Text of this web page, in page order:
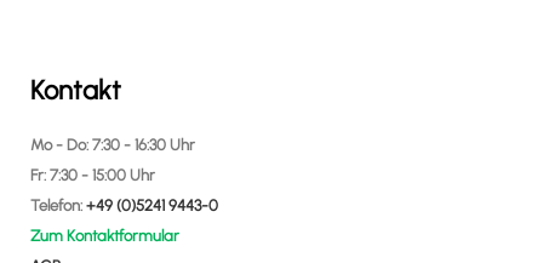
Kontakt
Mo - Do: 7:30 - 16:30 Uhr
Fr: 7:30 - 15:00 Uhr
Telefon: +49 (0)5241 9443-0
Zum Kontaktformular